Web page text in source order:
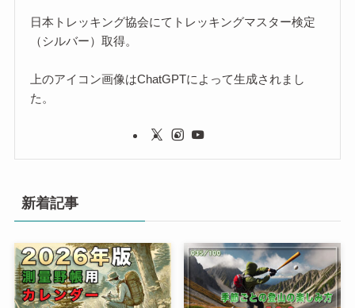
日本トレッキング協会にてトレッキングマスター検定
（シルバー）取得。
上のアイコン画像はChatGPTによって生成されまし
た。
新着記事